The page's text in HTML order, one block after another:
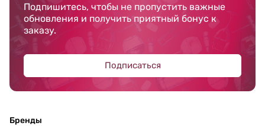
Подпишитесь, чтобы не пропустить важные
обновления и получить приятный бонус к
заказу.
Подписаться
Бренды